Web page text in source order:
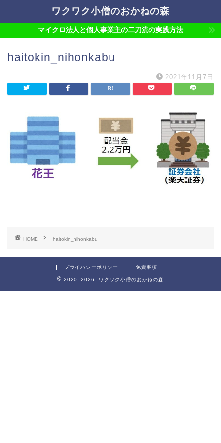
ワクワク小僧のおかねの森
マイクロ法人と個人事業主の二刀流の実践方法
haitokin_nihonkabu
2021年11月7日
HOME haitokin_nihonkabu
プライバシーポリシー 免責事項
2020–2026 ワクワク小僧のおかねの森